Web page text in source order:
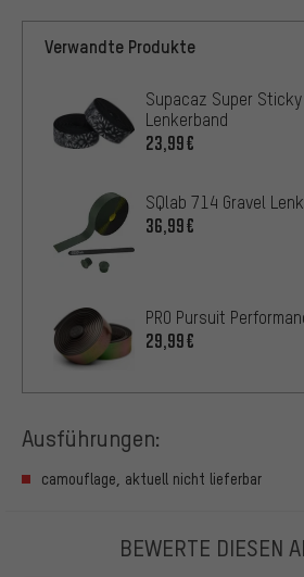
Verwandte Produkte
Supacaz Super
Lenkerband
23,99€
SQlab 714 Gravel
36,99€
PRO Pursuit
29,99€
Ausführungen:
camouflage, aktuell nicht lieferbar
BEWERTE DIESEN